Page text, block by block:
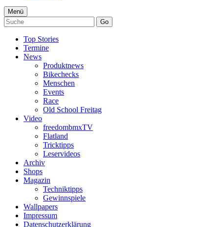
Menü
Go
Top Stories
Termine
News
Produktnews
Bikechecks
Menschen
Events
Race
Old School Freitag
Video
freedombmxTV
Flatland
Tricktipps
Leservideos
Archiv
Shops
Magazin
Techniktipps
Gewinnspiele
Wallpapers
Impressum
Datenschutzerklärung